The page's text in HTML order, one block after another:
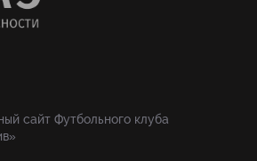
сайт Футбольного клуба